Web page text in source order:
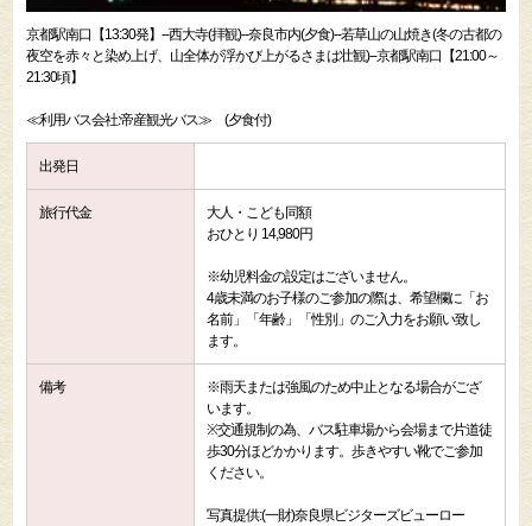
京都駅南口【13:30発】--西大寺(拝観)--奈良市内(夕食)--若草山の山焼き(冬の古都の
夜空を赤々と染め上げ、山全体が浮かび上がるさまは壮観)--京都駅南口【21:00～
21:30頃】
≪利用バス会社:帝産観光バス≫ (夕食付)
出発日
旅行代金
大人・こども同額
おひとり 14,980円
※幼児料金の設定はございません。
4歳未満のお子様のご参加の際は、希望欄に「お
名前」「年齢」「性別」のご入力をお願い致し
ます。
備考
※雨天または強風のため中止となる場合がござ
います。
※交通規制の為、バス駐車場から会場まで片道徒
歩30分ほどかかります。歩きやすい靴でご参加
ください。
写真提供:(一財)奈良県ビジターズビューロー